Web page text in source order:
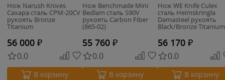
Нож Narush Knives
Сахара сталь CPM-20CV
рукоять Bronze
Titanium
56 000 ₽
0.0
В корзину
Нож Benchmade Mini
Bedlam сталь S90V
рукоять Carbon Fiber
(865-02)
55 760 ₽
0.0
В корзину
Нож WE Knife Culex
сталь Heimskringla
Damasteel рукоять
Black/Bronze Titanium
56 170 ₽
0.0
В корзину